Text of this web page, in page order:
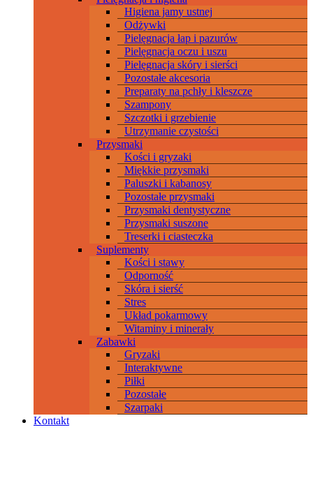
Higiena jamy ustnej
Odżywki
Pielęgnacja łap i pazurów
Pielęgnacja oczu i uszu
Pielęgnacja skóry i sierści
Pozostałe akcesoria
Preparaty na pchły i kleszcze
Szampony
Szczotki i grzebienie
Utrzymanie czystości
Przysmaki
Kości i gryzaki
Miękkie przysmaki
Paluszki i kabanosy
Pozostałe przysmaki
Przysmaki dentystyczne
Przysmaki suszone
Treserki i ciasteczka
Suplementy
Kości i stawy
Odporność
Skóra i sierść
Stres
Układ pokarmowy
Witaminy i minerały
Zabawki
Gryzaki
Interaktywne
Piłki
Pozostałe
Szarpaki
Kontakt